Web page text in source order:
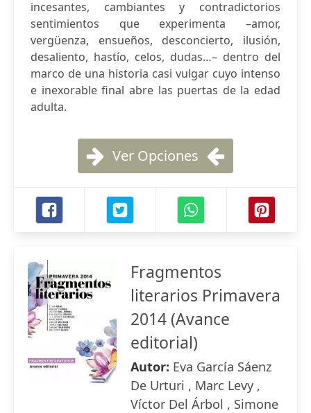
incesantes, cambiantes y contradictorios
sentimientos que experimenta –amor,
vergüenza, ensueños, desconcierto, ilusión,
desaliento, hastío, celos, dudas…– dentro del
marco de una historia casi vulgar cuyo intenso
e inexorable final abre las puertas de la edad
adulta.
Ver Opciones
Fragmentos
literarios Primavera
2014 (Avance
editorial)
Autor: Eva García Sáenz
De Urturi , Marc Levy ,
Víctor Del Árbol , Simone